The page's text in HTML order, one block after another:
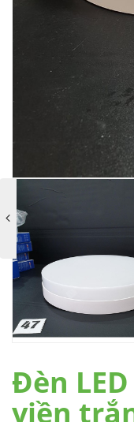
Đèn
viền